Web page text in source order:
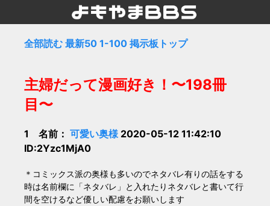
全部読む 最新50 1-100 掲示板トップ
主婦だって漫画好き！〜198冊
目〜
1 名前： 可愛い奥様2020-05-12 11:42:10
ID:2Yzc1MjA0
＊コミックス派の奥様も多いのでネタバレ有りの話をする
時は名前欄に「ネタバレ」と入れたりネタバレと書いて行
間を空けるなど優しい配慮をお願いします